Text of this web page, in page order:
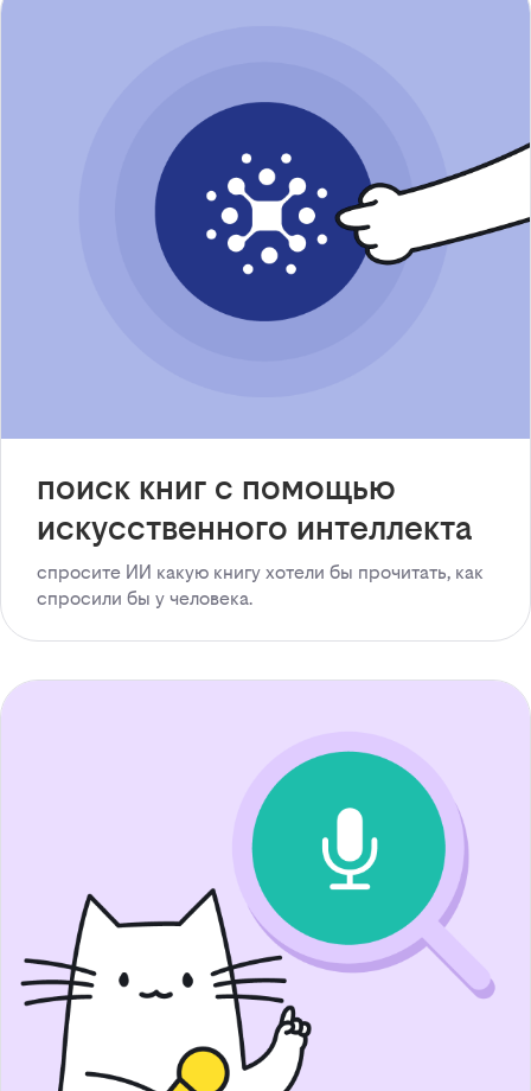
поиск книг с помощью
искусственного интеллекта
спросите ИИ какую книгу хотели бы прочитать, как
спросили бы у человека.